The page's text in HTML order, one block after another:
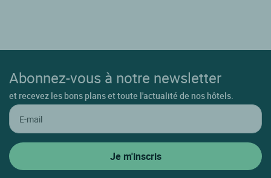
Abonnez-vous à notre newsletter
et recevez les bons plans et toute l'actualité de nos hôtels.